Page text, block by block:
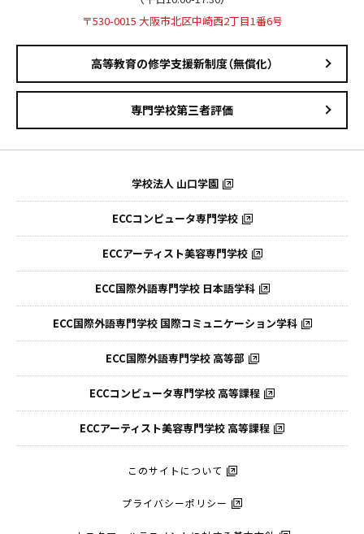
〒530-0015 大阪市北区中崎西2丁目1番6号
高等教育の修学支援新制度（無償化）
専門学校第三者評価
学校法人 山口学園
ECCコンピュータ専門学校
ECCアーティスト美容専門学校
ECC国際外語専門学校 日本語学科
ECC国際外語専門学校 国際コミュニケーション学科
ECC国際外語専門学校 高等部
ECCコンピュータ専門学校 高等課程
ECCアーティスト美容専門学校 高等課程
このサイトについて
プライバシーポリシー